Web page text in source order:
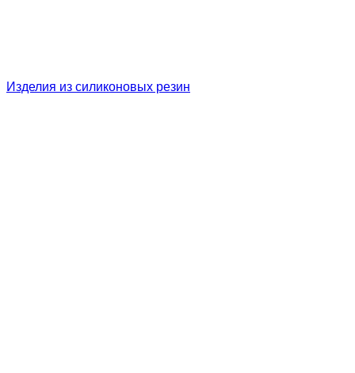
Изделия из силиконовых резин